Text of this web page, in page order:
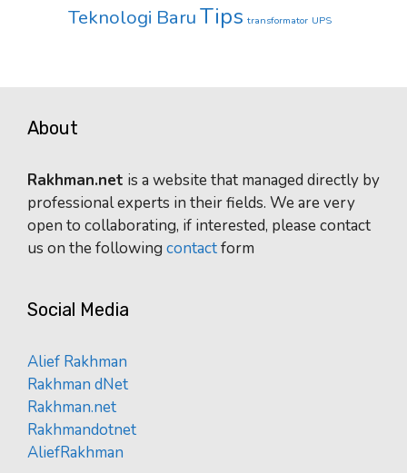
Teknologi BaruTips transformator UPS
About
Rakhman.net is a website that managed directly by
professional experts in their fields. We are very
open to collaborating, if interested, please contact
us on the following contactform
Social Media
Alief Rakhman
Rakhman dNet
Rakhman.net
Rakhmandotnet
AliefRakhman